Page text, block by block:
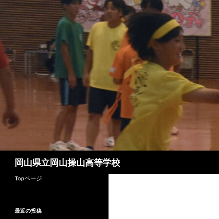
コ
ン
テ
ン
ツ
へ
キ
プ
岡山県立岡山操山高等学校
Topページ
最近の投稿